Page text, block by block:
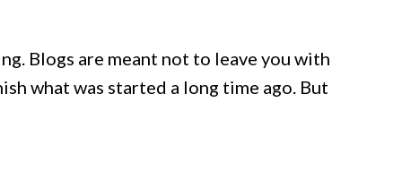
Blogs are meant not to leave you with
what was started a long time ago. But